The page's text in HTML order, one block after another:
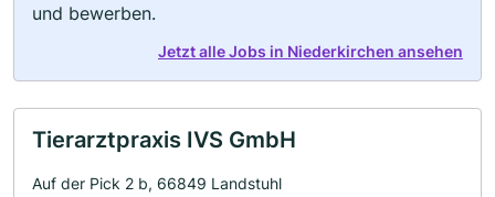
und bewerben.
Jetzt alle Jobs in Niederkirchen ansehen
Tierarztpraxis IVS GmbH
Auf der Pick 2 b, 66849 Landstuhl